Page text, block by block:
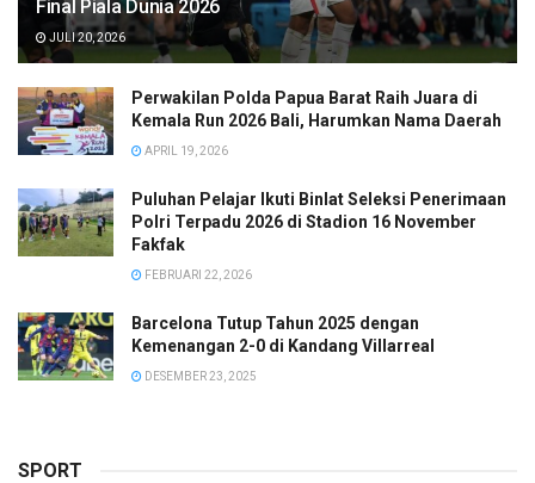
Final Piala Dunia 2026
JULI 20, 2026
Perwakilan Polda Papua Barat Raih Juara di
Kemala Run 2026 Bali, Harumkan Nama Daerah
APRIL 19, 2026
Puluhan Pelajar Ikuti Binlat Seleksi Penerimaan
Polri Terpadu 2026 di Stadion 16 November
Fakfak
FEBRUARI 22, 2026
Barcelona Tutup Tahun 2025 dengan
Kemenangan 2-0 di Kandang Villarreal
DESEMBER 23, 2025
SPORT